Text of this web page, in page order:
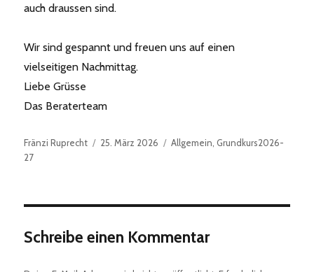
auch draussen sind.
Wir sind gespannt und freuen uns auf einen
vielseitigen Nachmittag.
Liebe Grüsse
Das Beraterteam
Autor
Fränzi Ruprecht
Veröffentlicht
25. März 2026 Kategorien
Allgemein Grundkurs2026-
27
Schreibe einen Kommentar